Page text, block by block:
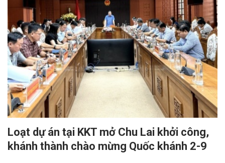
Loạt dự án tại KKT mở Chu Lai khởi công,
khánh thành chào mừng Quốc khánh 2-9